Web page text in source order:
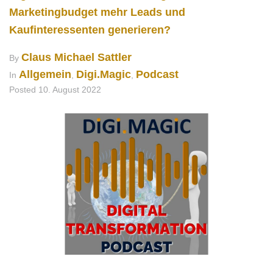
Marketingbudget mehr Leads und
Kaufinteressenten generieren?
By Claus Michael Sattler
In Allgemein Digi.Magic Podcast
Posted 10. August 2022